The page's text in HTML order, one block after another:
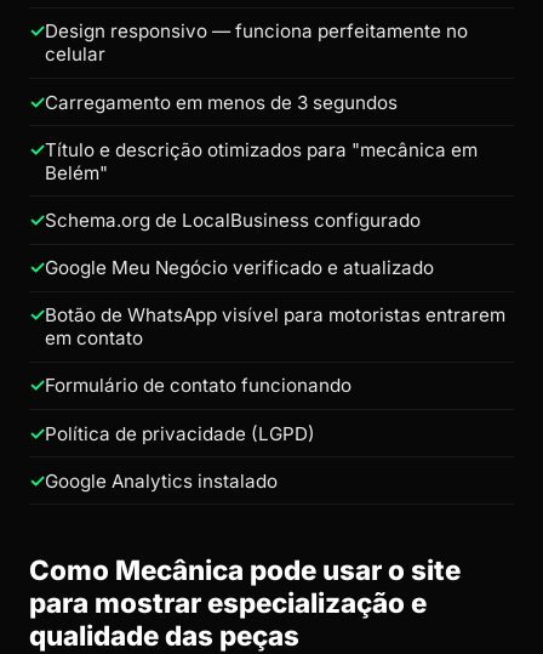
Design responsivo — funciona perfeitamente no
celular
Carregamento em menos de 3 segundos
Título e descrição otimizados para "mecânica em
Belém"
Schema.org de LocalBusiness configurado
Google Meu Negócio verificado e atualizado
Botão de WhatsApp visível para motoristas entrarem
em contato
Formulário de contato funcionando
Política de privacidade (LGPD)
Google Analytics instalado
Como Mecânica pode usar o site
para mostrar especialização e
qualidade das peças